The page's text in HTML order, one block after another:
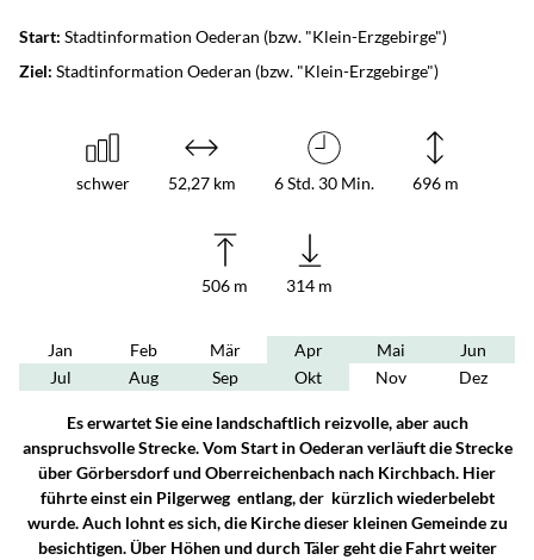
Start: Stadtinformation Oederan (bzw. "Klein-Erzgebirge")
Ziel: Stadtinformation Oederan (bzw. "Klein-Erzgebirge")
schwer 52,27 km 6 Std. 30 Min. 696 m
506 m 314 m
Jan Feb Mär Apr Mai
Jun
Jul
Aug Sep Okt Nov Dez
Es erwartet Sie eine landschaftlich reizvolle, aber auch
anspruchsvolle Strecke. Vom Start in Oederan verläuft die Strecke
über Görbersdorf und Oberreichenbach nach Kirchbach. Hier
führte einst ein Pilgerweg entlang, der kürzlich wiederbelebt
wurde. Auch lohnt es sich, die Kirche dieser kleinen Gemeinde zu
besichtigen. Über Höhen und durch Täler geht die Fahrt weiter